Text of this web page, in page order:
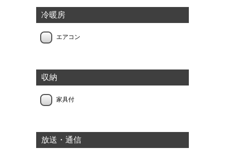
冷暖房
エアコン
収納
家具付
放送・通信